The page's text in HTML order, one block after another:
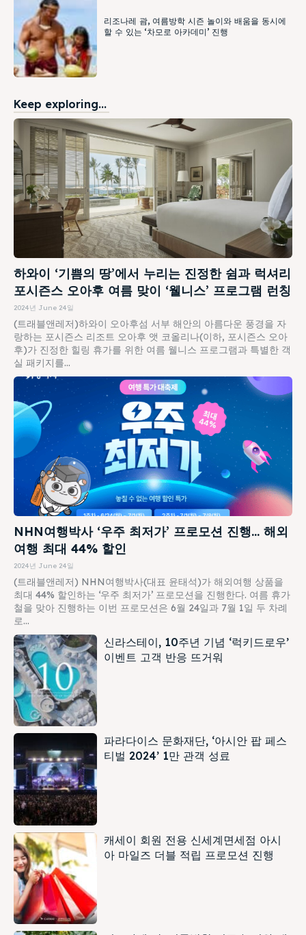
리조나레 괌, 여름방학 시즌 놀이와 배움을 동시에
할 수 있는 ‘차모로 아카데미’ 진행
Keep exploring...
하와이 ‘기쁨의 땅’에서 누리는 진정한 쉼과 럭셔리
포시즌스 오아후 여름 맞이 ‘웰니스’ 프로그램 런칭
2024년 June 24일
(트래블앤레저)하와이 오아후섬 서부 해안의 아름다운 풍경을 자
랑하는 포시즌스 리조트 오아후 앳 코올리나(이하, 포시즌스 오아
후)가 진정한 힐링 휴가를 위한 여름 웰니스 프로그램과 특별한 객
실 패키지를...
NHN여행박사 ‘우주 최저가’ 프로모션 진행… 해외
여행 최대 44% 할인
2024년 June 24일
(트래블앤레저) NHN여행박사(대표 윤태석)가 해외여행 상품을
최대 44% 할인하는 ‘우주 최저가’ 프로모션을 진행한다. 여름 휴가
철을 맞아 진행하는 이번 프로모션은 6월 24일과 7월 1일 두 차례
로...
신라스테이, 10주년 기념 ‘럭키드로우’
이벤트 고객 반응 뜨거워
파라다이스 문화재단, ‘아시안 팝 페스
티벌 2024’ 1만 관객 성료
캐세이 회원 전용 신세계면세점 아시
아 마일즈 더블 적립 프로모션 진행